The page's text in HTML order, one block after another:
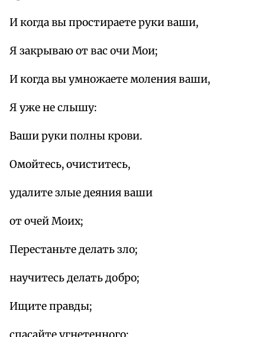
И когда вы простираете руки ваши,
Я закрываю от вас очи Мои;
И когда вы умножаете моления ваши,
Я уже не слышу:
Ваши руки полны крови.
Омойтесь, очиститесь,
удалите злые деяния ваши
от очей Моих;
Перестаньте делать зло;
научитесь делать добро;
Ищите правды;